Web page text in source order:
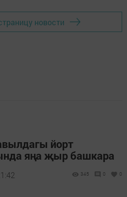
новости
йорт
яңа җыр башкара
345 0 0